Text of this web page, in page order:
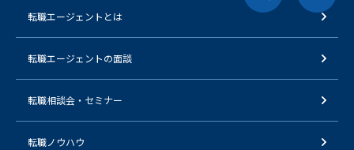
転職エージェントとは
転職エージェントの面談
転職相談会・セミナー
転職ノウハウ